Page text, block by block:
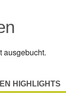
ausgebucht.
HIGHLIGHTS